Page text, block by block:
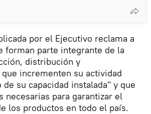
por el Ejecutivo reclama a
forman parte integrante de la
distribución y
incrementen su actividad
su capacidad instalada" y que
necesarias para garantizar el
los productos en todo el país.